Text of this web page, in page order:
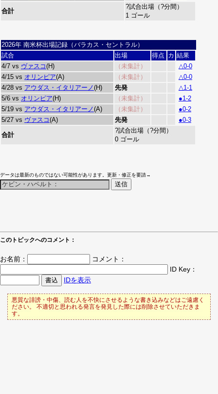
合計
?試合出場（?分間）
1 ゴール
2026年 南米杯出場記録（バラカス・セントラル）
試合
出場 得点 カ 結果
4/7 vs ヴァスコ(H) （未集計）
△0-0
4/15 vs オリンピア(A) （未集計）
△0-0
4/28 vs アウダス・イタリアーノ(H) 先発
△1-1
5/6 vs オリンピア(H) （未集計）
●1-2
5/19 vs アウダス・イタリアーノ(A) （未集計）
●0-2
5/27 vs ヴァスコ(A) 先発 ●0-3
合計
?試合出場（?分間）
0 ゴール
データは最新のものではない可能性があります。更新・修正を要請→
このトピックへのコメント：
お名前：
コメント：
ID Key：
IDを表示
悪質な誹謗・中傷、読む人を不快にさせるような書き込みなどはご遠慮く
ださい。 不適切と思われる発言を発見した際には削除させていただきま
す。